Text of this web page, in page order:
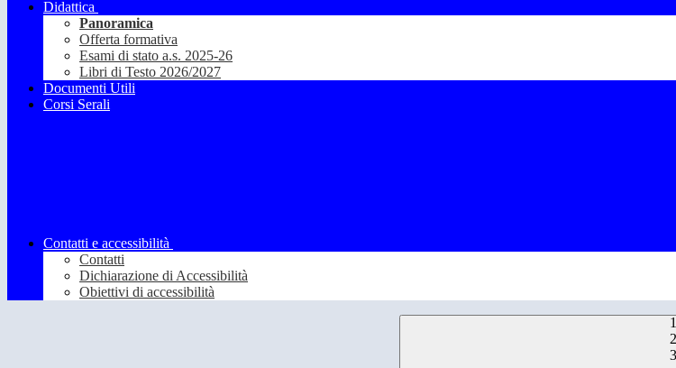
Didattica
Panoramica
Offerta formativa
Esami di stato a.s. 2025-26
Libri di Testo 2026/2027
Documenti Utili
Corsi Serali
Contatti e accessibilità
Contatti
Dichiarazione di Accessibilità
Obiettivi di accessibilità